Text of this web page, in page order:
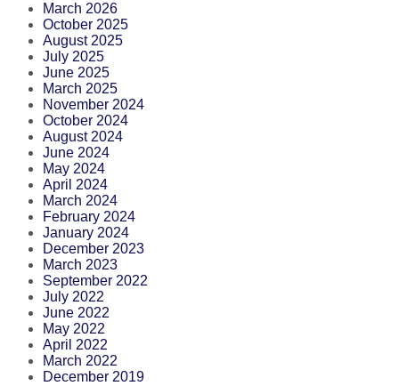
March 2026
October 2025
August 2025
July 2025
June 2025
March 2025
November 2024
October 2024
August 2024
June 2024
May 2024
April 2024
March 2024
February 2024
January 2024
December 2023
March 2023
September 2022
July 2022
June 2022
May 2022
April 2022
March 2022
December 2019